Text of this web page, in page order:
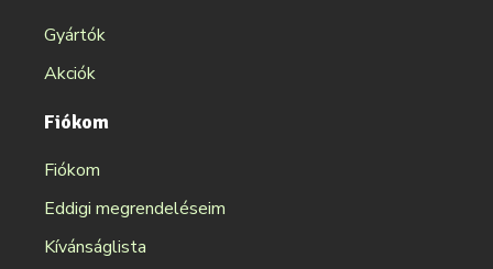
Gyártók
Akciók
Fiókom
Fiókom
Eddigi megrendeléseim
Kívánságlista